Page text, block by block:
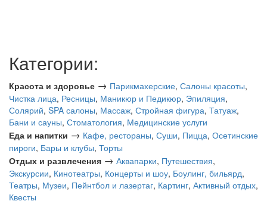
Категории:
Красота и здоровье → Парикмахерские, Салоны красоты,
Чистка лица, Ресницы, Маникюр и Педикюр, Эпиляция,
Солярий, SPA салоны, Массаж, Стройная фигура, Татуаж,
Бани и сауны, Стоматология, Медицинские услуги
Еда и напитки → Кафе, рестораны, Суши, Пицца, Осетинские
пироги, Бары и клубы, Торты
Отдых и развлечения → Аквапарки, Путешествия,
Экскурсии, Кинотеатры, Концерты и шоу, Боулинг, бильярд,
Театры, Музеи, Пейнтбол и лазертаг, Картинг, Активный отдых,
Квесты